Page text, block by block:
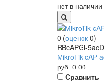
нет в наличии
0 (оценок 0)
RBcAPGi-
MikroTik cAP
руб. 0.00
Cравнить